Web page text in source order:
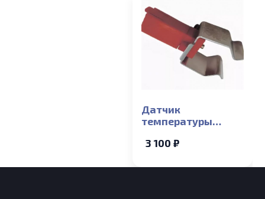
Датчик
температуры
ECO Compact, ECO-5
3 100 ₽